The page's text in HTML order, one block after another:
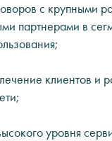
с крупными
партнерами в
клиентов и
уровня